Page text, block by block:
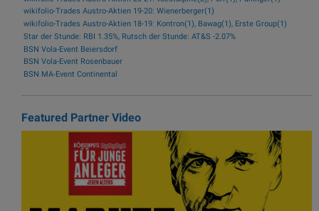
wikifolio-Trades Austro-Aktien 19-20: Wienerberger(1)
wikifolio-Trades Austro-Aktien 18-19: Kontron(1), Bawag(1), Erste Group(1)
Star der Stunde: RBI 1.35%, Rutsch der Stunde: AT&S -2.07%
BSN Vola-Event Beiersdorf
BSN Vola-Event Rosenbauer
BSN MA-Event Continental
Featured Partner Video